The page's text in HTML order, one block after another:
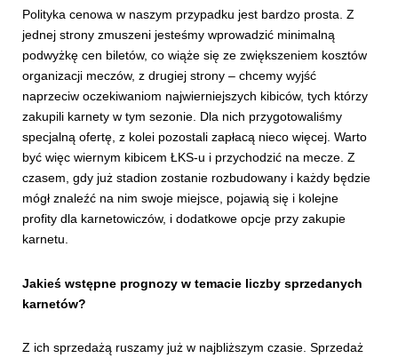
Polityka cenowa w naszym przypadku jest bardzo prosta. Z
jednej strony zmuszeni jesteśmy wprowadzić minimalną
podwyżkę cen biletów, co wiąże się ze zwiększeniem kosztów
organizacji meczów, z drugiej strony – chcemy wyjść
naprzeciw oczekiwaniom najwierniejszych kibiców, tych którzy
zakupili karnety w tym sezonie. Dla nich przygotowaliśmy
specjalną ofertę, z kolei pozostali zapłacą nieco więcej. Warto
być więc wiernym kibicem ŁKS-u i przychodzić na mecze. Z
czasem, gdy już stadion zostanie rozbudowany i każdy będzie
mógł znaleźć na nim swoje miejsce, pojawią się i kolejne
profity dla karnetowiczów, i dodatkowe opcje przy zakupie
karnetu.
Jakieś wstępne prognozy w temacie liczby sprzedanych
karnetów?
Z ich sprzedażą ruszamy już w najbliższym czasie. Sprzedaż